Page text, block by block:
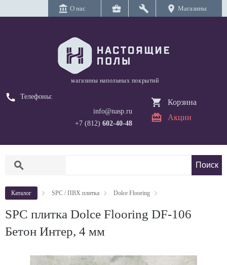
account_balance О нас business_center build location_on Магазины
магазины напольных покрытий
call
Телефоны:
info@nasp.ru
+7 (812) 602-40-48
Корзина
Акции
search
Каталог SPC / ПВХ плитка Dolce Flooring
SPC плитка Dolce Flooring DF-106
Бетон Интер, 4 мм